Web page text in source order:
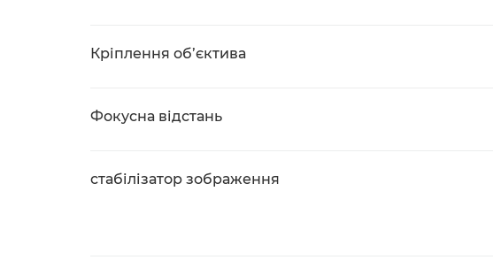
Кріплення об’єктива
Фокусна відстань
cтабілізатор зображення